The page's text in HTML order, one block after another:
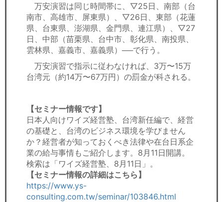
万安演習は同じ時間帯に、▽25日、南部（台
南市、高雄市、屏東県）、▽26日、東部（花蓮
県、台東県、澎湖県、金門県、連江県）、▽27
日、中部（苗栗県、台中市、彰化県、南投県、
雲林県、嘉義市、嘉義県）──で行う。
万安演習で指示に従わなければ、3万〜15万
台湾元（約14万〜67万円）の罰金が科される。
【セミナー情報です】
日本人向けワイズ経営塾、台湾新任編で、経営
の基礎と、台湾のビジネス環境を学びません
か？経営者が知っておくべき法律や在台日系企
業の給与事情もご紹介します。8月11日開講。
検索は「ワイズ経営塾、8月11日」。
【セミナー情報の詳細はこちら】
https://www.ys-
consulting.com.tw/seminar/103846.html